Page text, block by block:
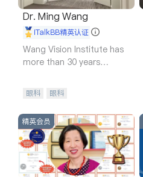
Dr. Ming Wang
iTalkBB精英认证
Wang Vision Institute has
more than 30 years
眼科 眼科
精英会员